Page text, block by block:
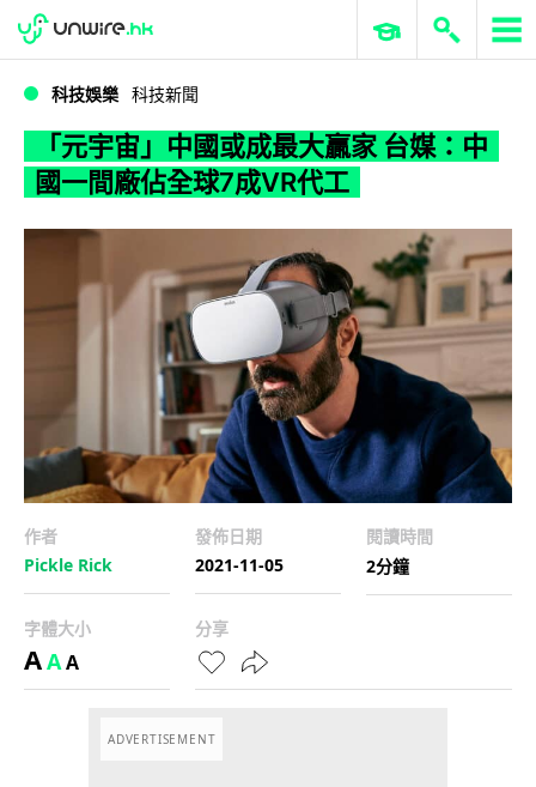
WWDC 2026 ERP 與商業 AI
科技娛樂 科技新聞
「元宇宙」中國或成最大贏家 台媒：中
國一間廠佔全球7成VR代工
作者
Pickle Rick
發佈日期
2021-11-05
閱讀時間
2分鐘
字體大小
AAA
分享
ADVERTISEMENT